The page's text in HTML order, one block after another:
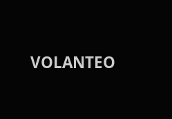
VOLANTEO